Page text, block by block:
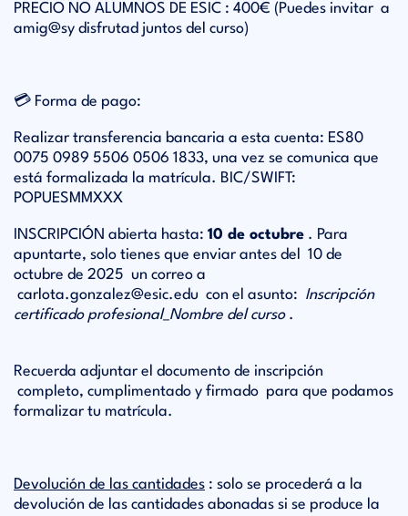
PRECIO NO ALUMNOS DE ESIC : 400€ (Puedes invitar a
amig@sy disfrutad juntos del curso)
💳 Forma de pago:
Realizar transferencia bancaria a esta cuenta: ES80
0075 0989 5506 0506 1833, una vez se comunica que
está formalizada la matrícula. BIC/SWIFT:
POPUESMMXXX
INSCRIPCIÓN abierta hasta: 10 de octubre . Para
apuntarte, solo tienes que enviar antes del
10 de
octubre de 2025 un correo a
carlota.gonzalez@esic.edu con el asunto: Inscripción
certificado profesional_Nombre del curso.
Recuerda adjuntar el documento de inscripción
completo, cumplimentado y firmado para que podamos
formalizar tu matrícula.
Devolución de las cantidades : solo se procederá a la
devolución de las cantidades abonadas si se produce la